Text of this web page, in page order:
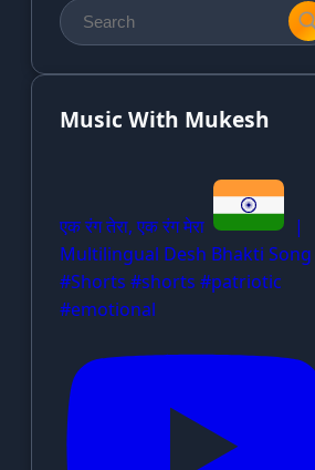
Music With Mukesh
एक रंग तेरा, एक रंग मेरा
|
Multilingual Desh Bhakti
#Shorts #shorts #patriotic
#emotional